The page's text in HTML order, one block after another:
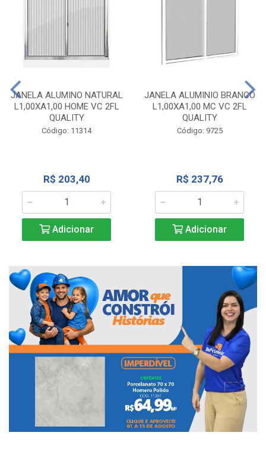
JANELA ALUMINO NATURAL
L1,00XA1,00 HOME VC 2FL
QUALITY
Código: 11314
R$ 203,40
Adicionar
JANELA ALUMINIO BRANCO
L1,00XA1,00 MC VC 2FL
QUALITY
Código: 9725
R$ 237,76
Adicionar